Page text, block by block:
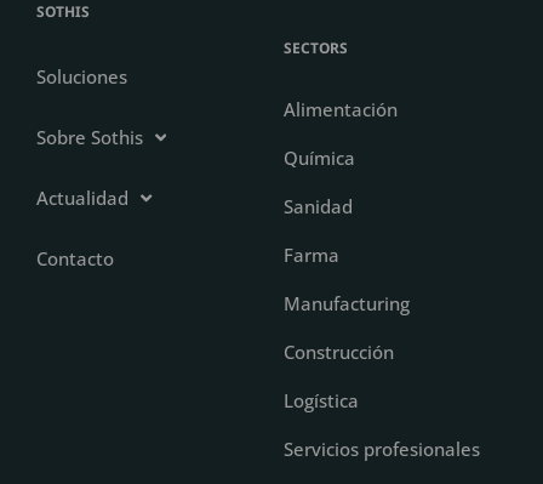
SOTHIS
Soluciones
Sobre Sothis
Actualidad
Contacto
SECTORS
Alimentación
Química
Sanidad
Farma
Manufacturing
Construcción
Logística
Servicios profesionales